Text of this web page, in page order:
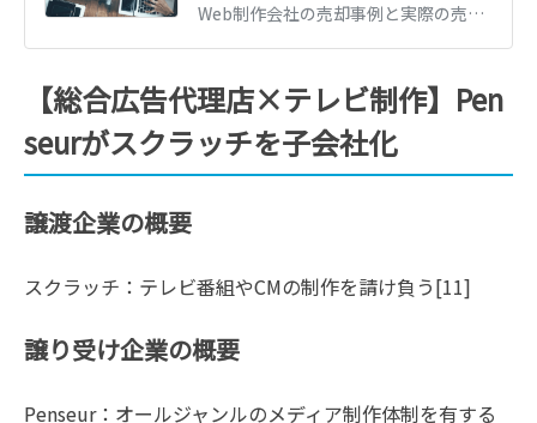
Web制作会社の売却事例と実際の売却価格を紹介。制作実績・継続顧客・エンジニアが評価される仕組み、売却相場の考え方と高値売却のポイントを解説します。
【総合広告代理店×テレビ制作】Pen
seurがスクラッチを子会社化
譲渡企業の概要
スクラッチ：テレビ番組やCMの制作を請け負う[11]
譲り受け企業の概要
Penseur：オールジャンルのメディア制作体制を有する